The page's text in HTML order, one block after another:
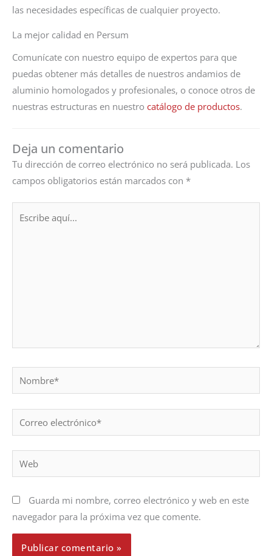
las necesidades específicas de cualquier proyecto.
La mejor calidad en Persum
Comunícate con nuestro equipo de expertos para que
puedas obtener más detalles de nuestros andamios de
aluminio homologados y profesionales, o conoce otros de
nuestras estructuras en nuestro catálogo de productos.
Deja un comentario
Tu dirección de correo electrónico no será publicada. Los
campos obligatorios están marcados con *
Nombre*
electrónico*
Web
Guarda mi nombre, correo electrónico y web en este
navegador para la próxima vez que comente.